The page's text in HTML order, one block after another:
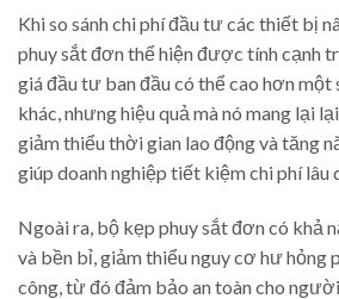
Khi so sánh chi phí đầu tư các thiết bị
phuy sắt đơn thể hiện được tính cạnh
giá đầu tư ban đầu có thể cao hơn một
khác, nhưng hiệu quả mà nó mang lại
giảm thiểu thời gian lao động và tăng
giúp doanh nghiệp tiết kiệm chi phí lâu
Ngoài ra, bộ kẹp phuy sắt đơn có khả
và bền bỉ, giảm thiểu nguy cơ hư hỏng
công, từ đó đảm bảo an toàn cho